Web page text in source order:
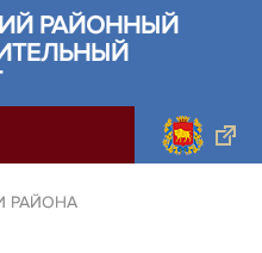
РАЙОННЫЙ
РАЙОНА